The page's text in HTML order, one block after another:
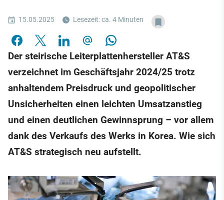
15.05.2025 Lesezeit: ca. 4 Minuten
Der steirische Leiterplattenhersteller AT&S
verzeichnet im Geschäftsjahr 2024/25 trotz
anhaltendem Preisdruck und geopolitischer
Unsicherheiten einen leichten Umsatzanstieg
und einen deutlichen Gewinnsprung – vor allem
dank des Verkaufs des Werks in Korea. Wie sich
AT&S strategisch neu aufstellt.